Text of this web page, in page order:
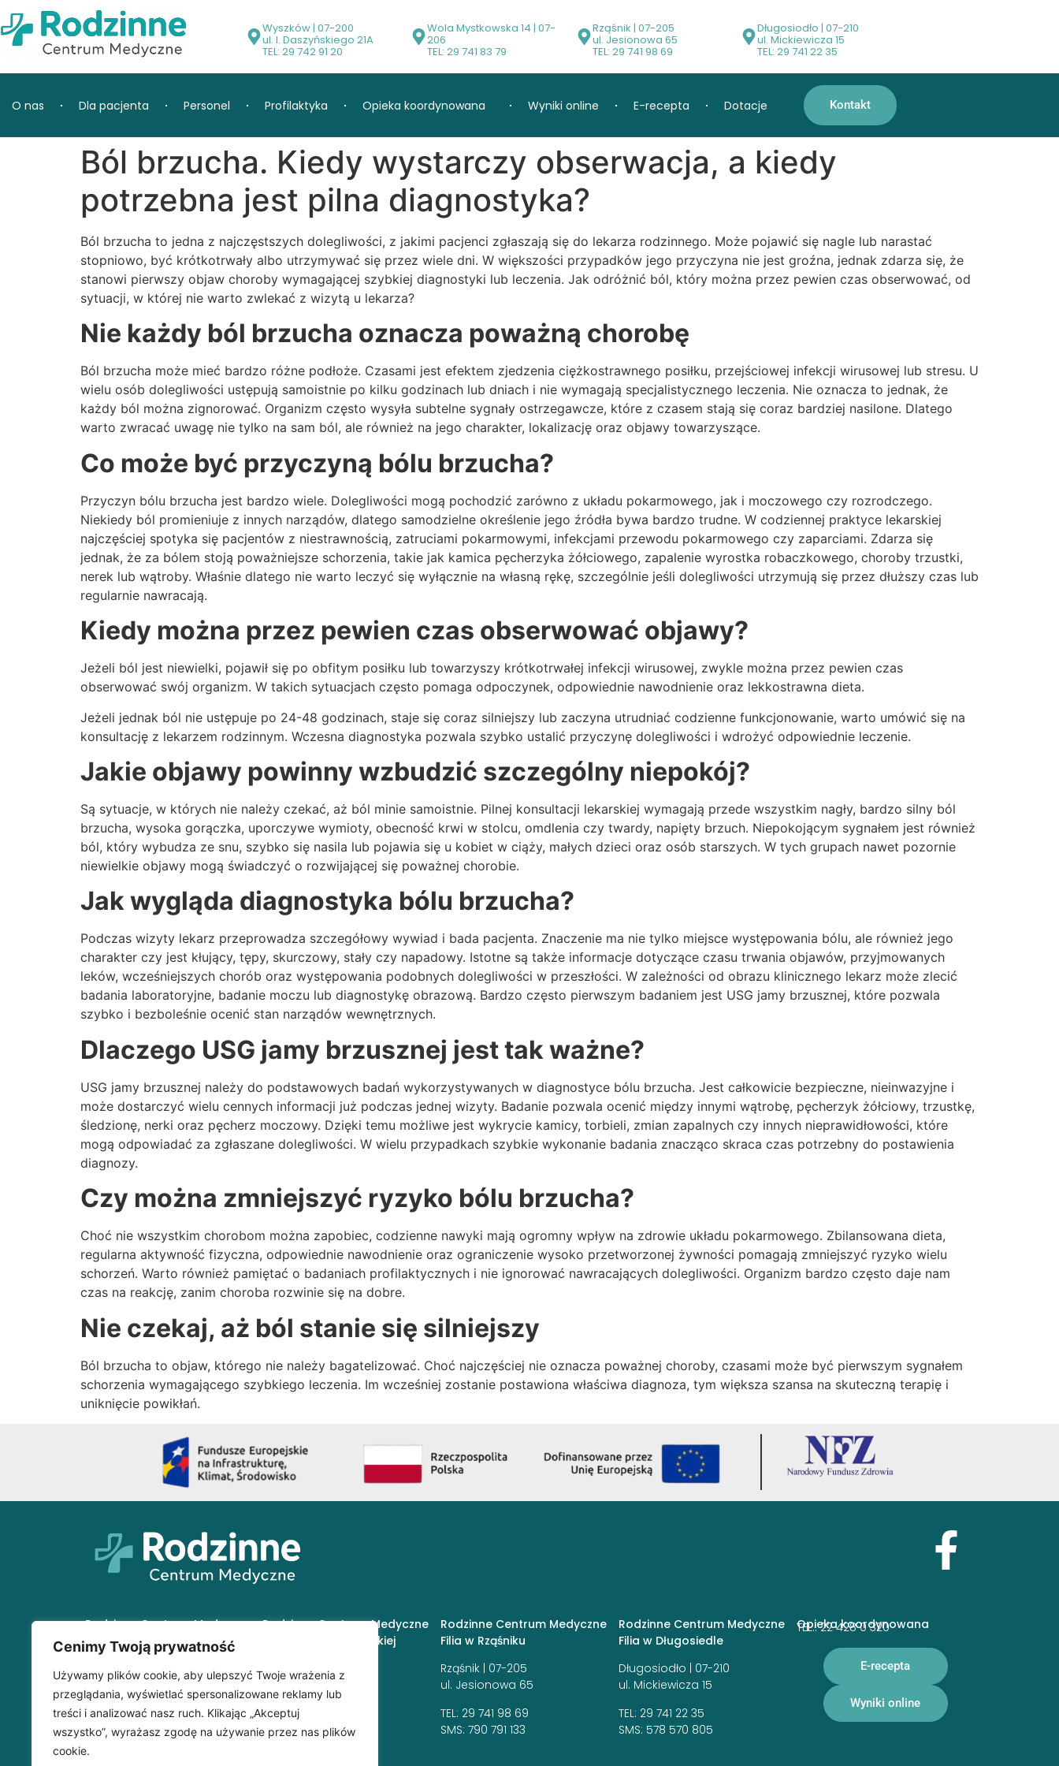
Cenimy Twoją prywatność
Używamy plików cookie, aby ulepszyć Twoje wrażenia z
przeglądania, wyświetlać spersonalizowane reklamy lub
treści i analizować nasz ruch. Klikając „Akceptuj
wszystko”, wyrażasz zgodę na używanie przez nas plików
cookie.
Wyszków | 07-200
ul. I. Daszyńskiego 21A
TEL: 29 742 91 20
Wola Mystkowska 14 | 07-
206
TEL: 29 741 83 79
Rząśnik | 07-205
ul. Jesionowa 65
TEL: 29 741 98 69
Długosiodło | 07-210
ul. Mickiewicza 15
TEL: 29 741 22 35
O nas Dla pacjenta Personel Profilaktyka Opieka koordynowana Wyniki online E-recepta Dotacje Kontakt
Ból brzucha. Kiedy wystarczy obserwacja, a kiedy
potrzebna jest pilna diagnostyka?
Ból brzucha to jedna z najczęstszych dolegliwości, z jakimi pacjenci zgłaszają się do lekarza rodzinnego. Może pojawić się nagle lub narastać
stopniowo, być krótkotrwały albo utrzymywać się przez wiele dni. W większości przypadków jego przyczyna nie jest groźna, jednak zdarza się, że
stanowi pierwszy objaw choroby wymagającej szybkiej diagnostyki lub leczenia. Jak odróżnić ból, który można przez pewien czas obserwować, od
sytuacji, w której nie warto zwlekać z wizytą u lekarza?
Nie każdy ból brzucha oznacza poważną chorobę
Ból brzucha może mieć bardzo różne podłoże. Czasami jest efektem zjedzenia ciężkostrawnego posiłku, przejściowej infekcji wirusowej lub stresu. U
wielu osób dolegliwości ustępują samoistnie po kilku godzinach lub dniach i nie wymagają specjalistycznego leczenia. Nie oznacza to jednak, że
każdy ból można zignorować. Organizm często wysyła subtelne sygnały ostrzegawcze, które z czasem stają się coraz bardziej nasilone. Dlatego
warto zwracać uwagę nie tylko na sam ból, ale również na jego charakter, lokalizację oraz objawy towarzyszące.
Co może być przyczyną bólu brzucha?
Przyczyn bólu brzucha jest bardzo wiele. Dolegliwości mogą pochodzić zarówno z układu pokarmowego, jak i moczowego czy rozrodczego.
Niekiedy ból promieniuje z innych narządów, dlatego samodzielne określenie jego źródła bywa bardzo trudne. W codziennej praktyce lekarskiej
najczęściej spotyka się pacjentów z niestrawnością, zatruciami pokarmowymi, infekcjami przewodu pokarmowego czy zaparciami. Zdarza się
jednak, że za bólem stoją poważniejsze schorzenia, takie jak kamica pęcherzyka żółciowego, zapalenie wyrostka robaczkowego, choroby trzustki,
nerek lub wątroby. Właśnie dlatego nie warto leczyć się wyłącznie na własną rękę, szczególnie jeśli dolegliwości utrzymują się przez dłuższy czas lub
regularnie nawracają.
Kiedy można przez pewien czas obserwować objawy?
Jeżeli ból jest niewielki, pojawił się po obfitym posiłku lub towarzyszy krótkotrwałej infekcji wirusowej, zwykle można przez pewien czas
obserwować swój organizm. W takich sytuacjach często pomaga odpoczynek, odpowiednie nawodnienie oraz lekkostrawna dieta.
Jeżeli jednak ból nie ustępuje po 24-48 godzinach, staje się coraz silniejszy lub zaczyna utrudniać codzienne funkcjonowanie, warto umówić się na
konsultację z lekarzem rodzinnym. Wczesna diagnostyka pozwala szybko ustalić przyczynę dolegliwości i wdrożyć odpowiednie leczenie.
Jakie objawy powinny wzbudzić szczególny niepokój?
Są sytuacje, w których nie należy czekać, aż ból minie samoistnie. Pilnej konsultacji lekarskiej wymagają przede wszystkim nagły, bardzo silny ból
brzucha, wysoka gorączka, uporczywe wymioty, obecność krwi w stolcu, omdlenia czy twardy, napięty brzuch. Niepokojącym sygnałem jest również
ból, który wybudza ze snu, szybko się nasila lub pojawia się u kobiet w ciąży, małych dzieci oraz osób starszych. W tych grupach nawet pozornie
niewielkie objawy mogą świadczyć o rozwijającej się poważnej chorobie.
Jak wygląda diagnostyka bólu brzucha?
Podczas wizyty lekarz przeprowadza szczegółowy wywiad i bada pacjenta. Znaczenie ma nie tylko miejsce występowania bólu, ale również jego
charakter czy jest kłujący, tępy, skurczowy, stały czy napadowy. Istotne są także informacje dotyczące czasu trwania objawów, przyjmowanych
leków, wcześniejszych chorób oraz występowania podobnych dolegliwości w przeszłości. W zależności od obrazu klinicznego lekarz może zlecić
badania laboratoryjne, badanie moczu lub diagnostykę obrazową. Bardzo często pierwszym badaniem jest USG jamy brzusznej, które pozwala
szybko i bezboleśnie ocenić stan narządów wewnętrznych.
Dlaczego USG jamy brzusznej jest tak ważne?
USG jamy brzusznej należy do podstawowych badań wykorzystywanych w diagnostyce bólu brzucha. Jest całkowicie bezpieczne, nieinwazyjne i
może dostarczyć wielu cennych informacji już podczas jednej wizyty. Badanie pozwala ocenić między innymi wątrobę, pęcherzyk żółciowy, trzustkę,
śledzionę, nerki oraz pęcherz moczowy. Dzięki temu możliwe jest wykrycie kamicy, torbieli, zmian zapalnych czy innych nieprawidłowości, które
mogą odpowiadać za zgłaszane dolegliwości. W wielu przypadkach szybkie wykonanie badania znacząco skraca czas potrzebny do postawienia
diagnozy.
Czy można zmniejszyć ryzyko bólu brzucha?
Choć nie wszystkim chorobom można zapobiec, codzienne nawyki mają ogromny wpływ na zdrowie układu pokarmowego. Zbilansowana dieta,
regularna aktywność fizyczna, odpowiednie nawodnienie oraz ograniczenie wysoko przetworzonej żywności pomagają zmniejszyć ryzyko wielu
schorzeń. Warto również pamiętać o badaniach profilaktycznych i nie ignorować nawracających dolegliwości. Organizm bardzo często daje nam
czas na reakcję, zanim choroba rozwinie się na dobre.
Nie czekaj, aż ból stanie się silniejszy
Ból brzucha to objaw, którego nie należy bagatelizować. Choć najczęściej nie oznacza poważnej choroby, czasami może być pierwszym sygnałem
schorzenia wymagającego szybkiego leczenia. Im wcześniej zostanie postawiona właściwa diagnoza, tym większa szansa na skuteczną terapię i
uniknięcie powikłań.
Rodzinne Centrum Medyczne
w Wyszkowie
Rodzinne Centrum Medyczne
Filia w Woli Mystowskiej
Rodzinne Centrum Medyczne
Filia w Rząśniku
Rodzinne Centrum Medyczne
Filia w Długosiedle
Wyszków | 07-200
ul. I. Daszyńskiego 21A
Wola Mystowska 14 |
07-206
Rząśnik | 07-205
ul. Jesionowa 65
Długosiodło | 07-210
ul. Mickiewicza 15
TEL:29 742 91 20
SMS (dla dorosłych):
790 791 416
TEL:29 741 83 79
SMS:790 791 417
TEL: 29 741 98 69
SMS:790 791 133
TEL: 29 741 22 35
SMS: 578 570 805
Opieka koordynowana
TEL.: 22 428 0 320
E-recepta
Wyniki online